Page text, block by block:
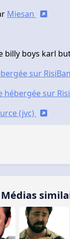
Miesan
billy boys karl
sur
hébergée sur
(jvc)
Médias